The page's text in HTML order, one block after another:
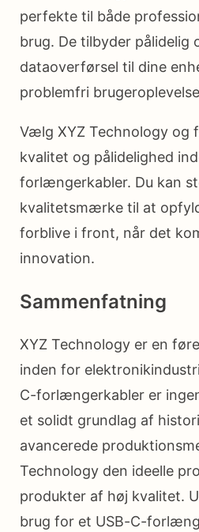
perfekte til både
brug. De tilbyder pålidelig
dataoverførsel til dine
problemfri
Vælg XYZ Technology og
kvalitet og pålidelighed
forlængerkabler. Du kan
kvalitetsmærke til at
forblive i front, når det
innovation.
Sammenfatning
XYZ Technology er en
inden for
C-forlængerkabler er
et solidt grundlag af
avancerede
Technology den ideelle
produkter af høj kvalitet.
brug for et USB-C-